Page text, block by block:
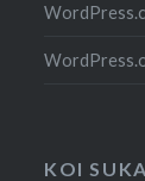
KOI